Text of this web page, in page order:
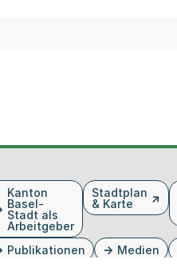
Kanton
Basel-
Stadt als
Arbeitgeber
Stadtplan
& Karte
Publikationen Medien